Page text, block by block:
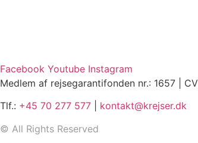
Facebook Youtube Instagram
Medlem af rejsegarantifonden nr.: 1657 |
Tlf.: +45 70 277 577
kontakt@krejser.dk
© All Rights Reserved